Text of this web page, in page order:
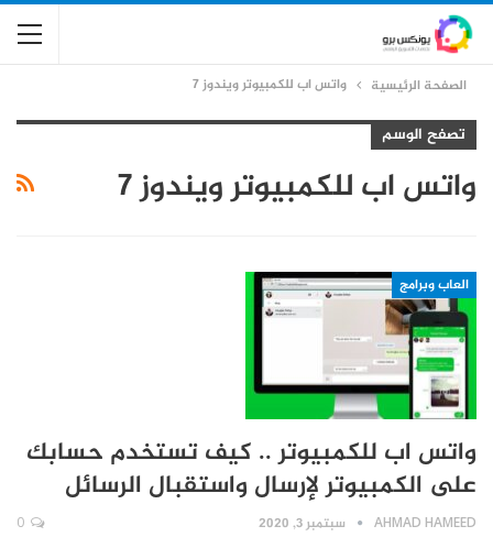
الصفحة الرئيسية واتس اب للكمبيوتر ويندوز 7
تصفح الوسم
واتس اب للكمبيوتر ويندوز 7
العاب وبرامج
واتس اب للكمبيوتر .. كيف تستخدم حسابك
على الكمبيوتر لإرسال واستقبال الرسائل
AHMAD HAMEED سبتمبر 3, 2020